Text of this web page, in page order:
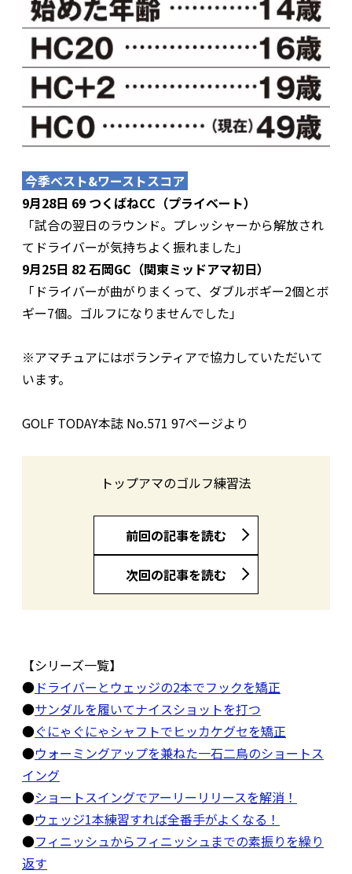
今季ベスト&ワーストスコア
9月28日 69 つくばねCC（プライベート）
「試合の翌日のラウンド。プレッシャーから解放され
てドライバーが気持ちよく振れました」
9月25日 82 石岡GC（関東ミッドアマ初日）
「ドライバーが曲がりまくって、ダブルボギー2個とボ
ギー7個。ゴルフになりませんでした」
※アマチュアにはボランティアで協力していただいて
います。
GOLF TODAY本誌 No.571 97ページより
トップアマのゴルフ練習法
前回の記事を読む
次回の記事を読む
【シリーズ一覧】
●ドライバーとウェッジの2本でフックを矯正
●サンダルを履いてナイスショットを打つ
●ぐにゃぐにゃシャフトでヒッカケグセを矯正
●ウォーミングアップを兼ねた一石二鳥のショートス
イング
●ショートスイングでアーリーリリースを解消！
●ウェッジ1本練習すれば全番手がよくなる！
●フィニッシュからフィニッシュまでの素振りを繰り
返す